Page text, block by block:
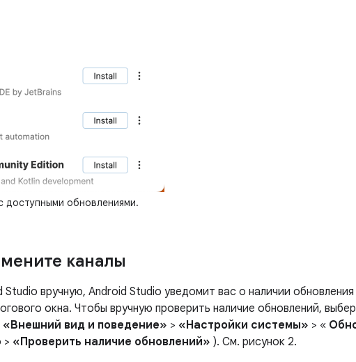
доступными обновлениями.
каналы
Studio вручную, Android Studio уведомит вас о наличии обновления
окна. Чтобы вручную проверить наличие обновлений,
«Внешний вид и поведение» > «Настройки системы» > «
> «Проверить наличие обновлений» ). См. рисунок 2.